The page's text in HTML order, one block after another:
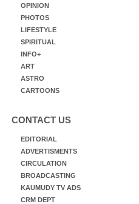
OPINION
PHOTOS
LIFESTYLE
SPIRITUAL
INFO+
ART
ASTRO
CARTOONS
CONTACT US
EDITORIAL
ADVERTISMENTS
CIRCULATION
BROADCASTING
KAUMUDY TV ADS
CRM DEPT